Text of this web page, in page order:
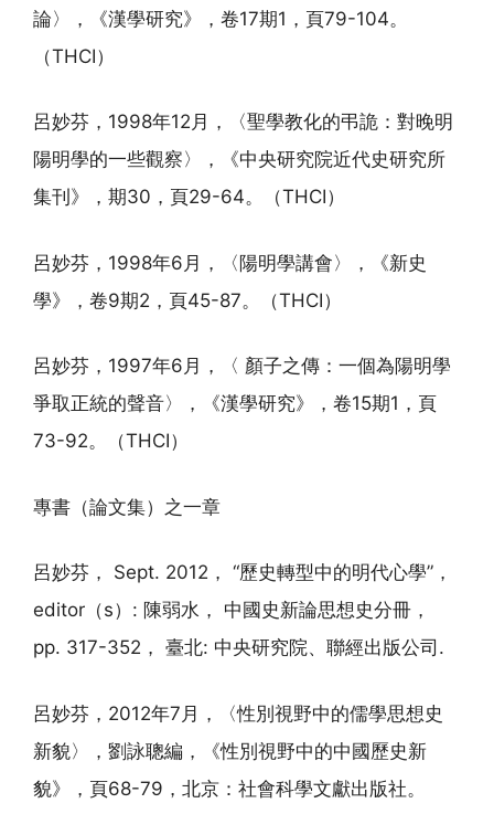
論〉，《漢學研究》，卷17期1，頁79-104。
（THCI）
呂妙芬，1998年12月，〈聖學教化的弔詭：對晚明
陽明學的一些觀察〉，《中央研究院近代史研究所
集刊》，期30，頁29-64。（THCI）
呂妙芬，1998年6月，〈陽明學講會〉，《新史
學》，卷9期2，頁45-87。（THCI）
呂妙芬，1997年6月，〈 顏子之傳：一個為陽明學
爭取正統的聲音〉，《漢學研究》，卷15期1，頁
73-92。（THCI）
專書（論文集）之一章
呂妙芬， Sept. 2012， “歷史轉型中的明代心學”，
editor（s）: 陳弱水， 中國史新論思想史分冊，
pp. 317-352， 臺北: 中央研究院、聯經出版公司.
呂妙芬，2012年7月，〈性別視野中的儒學思想史
新貌〉，劉詠聰編，《性別視野中的中國歷史新
貌》，頁68-79，北京：社會科學文獻出版社。